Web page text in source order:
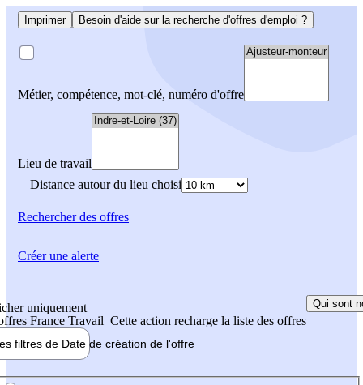
Imprimer Besoin d'aide sur la recherche d'offres d'emploi ?
Métier, compétence, mot-clé, numéro d'offre
Lieu de travail
Distance autour du lieu choisi
Rechercherdes offres
uniquement
France Travail Cette action recharge la liste des offres
Qui sont
filtres de Date de création de l'offre
Créer une alerte